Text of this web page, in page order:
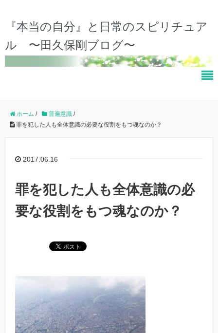
『本当の自分』と日常のスピリチュア
ル 〜田久保剛ブログ〜
ホーム / 普遍意識 /
罪を犯した人も全体意識の必要な役割をもつ魂なのか？
2017.06.16
罪を犯した人も全体意識の必
要な役割をもつ魂なのか？